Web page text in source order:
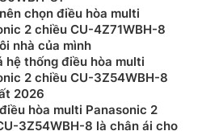
chọn điều hòa multi
2 chiều CU-4Z71WBH-8
nhà của mình
hệ thống điều hòa multi
2 chiều CU-3Z54WBH-8
2026
hòa multi Panasonic 2
3Z54WBH-8 là chân ái cho